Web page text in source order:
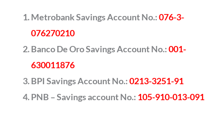
Metrobank Savings Account No.:076-3-
076270210
Banco De Oro Savings Account No.:001-
630011876
BPI Savings Account No.:0213-3251-91
PNB – Savings account No.: 105-910-013-091